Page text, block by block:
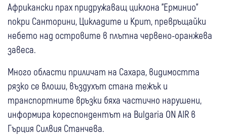
Африкански прах придружаващ циклона "Ерминио"
покри Санторини, Цикладите и Крит, превръщайки
небето над островите в плътна червено-оранжева
завеса.
Много области приличат на Сахара, видимостта
рязко се влоши, въздухът стана тежък и
транспортните връзки бяха частично нарушени,
информира кореспондентът на Bulgaria ON AIR в
Гърция Силвия Станчева.